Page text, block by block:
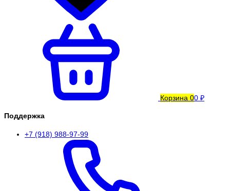
Корзина 00 ₽
Поддержка
+7 (918) 988-97-99